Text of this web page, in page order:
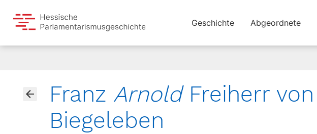
Geschichte Abgeordnete
Franz ArnoldFreiherr von
Biegeleben